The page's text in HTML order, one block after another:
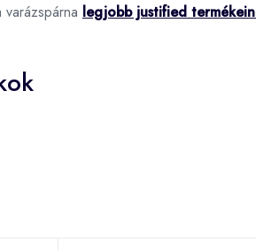
legjobb justified